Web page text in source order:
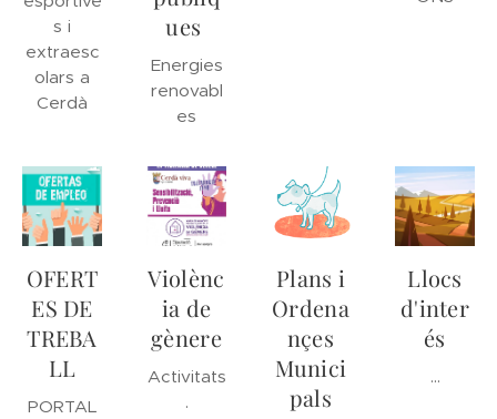
s i
extraesc
olars a
Cerdà
ues
Energies
renovabl
es
OFERT
ES DE
TREBA
LL
PORTAL
Violènc
ia de
gènere
Activitats
.
Plans i
Ordena
nçes
Munici
pals
Llocs
d'inter
és
...